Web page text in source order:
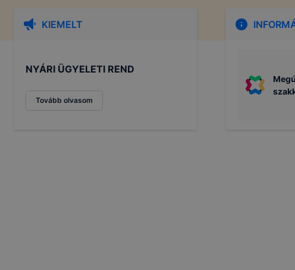
KIEMELT
NYÁRI ÜGYELETI REND
Tovább olvasom